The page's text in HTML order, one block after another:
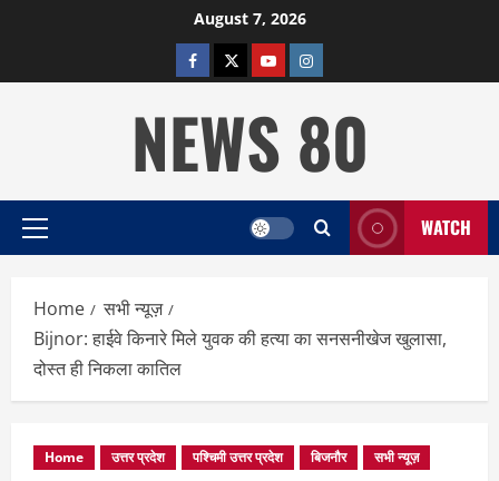
August 7, 2026
facebooktwitterYOUTUBE
instagram
NEWS 80
Primary
WATCH
Home
सभी न्यूज़
Bijnor: हाईवे किनारे मिले युवक की हत्या का सनसनीखेज खुलासा,
दोस्त ही निकला कातिल
Home उत्तर प्रदेश पश्चिमी उत्तर प्रदेश बिजनौर सभी न्यूज़